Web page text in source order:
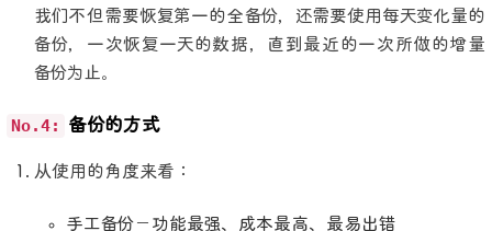
我们不但需要恢复第一的全备份，还需要使用每天变化量的
备份，一次恢复一天的数据，直到最近的一次所做的增量
备份为止。
No.4: 备份的方式
从使用的角度来看：
手工备份－功能最强、成本最高、最易出错